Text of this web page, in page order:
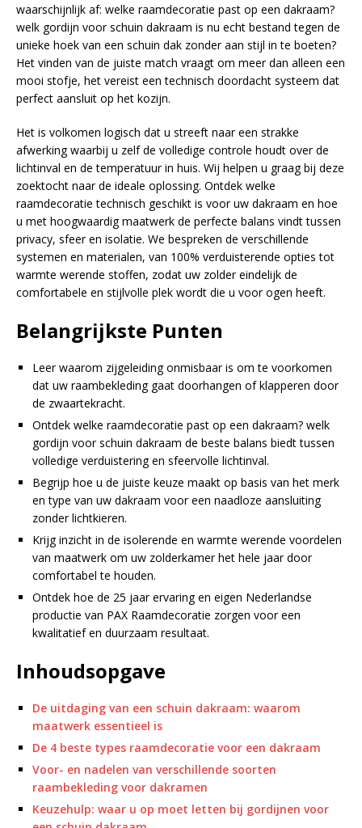
waarschijnlijk af: welke raamdecoratie past op een dakraam?
welk gordijn voor schuin dakraam is nu echt bestand tegen de
unieke hoek van een schuin dak zonder aan stijl in te boeten?
Het vinden van de juiste match vraagt om meer dan alleen een
mooi stofje, het vereist een technisch doordacht systeem dat
perfect aansluit op het kozijn.
Het is volkomen logisch dat u streeft naar een strakke
afwerking waarbij u zelf de volledige controle houdt over de
lichtinval en de temperatuur in huis. Wij helpen u graag bij deze
zoektocht naar de ideale oplossing. Ontdek welke
raamdecoratie technisch geschikt is voor uw dakraam en hoe
u met hoogwaardig maatwerk de perfecte balans vindt tussen
privacy, sfeer en isolatie. We bespreken de verschillende
systemen en materialen, van 100% verduisterende opties tot
warmte werende stoffen, zodat uw zolder eindelijk de
comfortabele en stijlvolle plek wordt die u voor ogen heeft.
Belangrijkste Punten
Leer waarom zijgeleiding onmisbaar is om te voorkomen
dat uw raambekleding gaat doorhangen of klapperen door
de zwaartekracht.
Ontdek welke raamdecoratie past op een dakraam? welk
gordijn voor schuin dakraam de beste balans biedt tussen
volledige verduistering en sfeervolle lichtinval.
Begrijp hoe u de juiste keuze maakt op basis van het merk
en type van uw dakraam voor een naadloze aansluiting
zonder lichtkieren.
Krijg inzicht in de isolerende en warmte werende voordelen
van maatwerk om uw zolderkamer het hele jaar door
comfortabel te houden.
Ontdek hoe de 25 jaar ervaring en eigen Nederlandse
productie van PAX Raamdecoratie zorgen voor een
kwalitatief en duurzaam resultaat.
Inhoudsopgave
De uitdaging van een schuin dakraam: waarom
maatwerk essentieel is
De 4 beste types raamdecoratie voor een dakraam
Voor- en nadelen van verschillende soorten
raambekleding voor dakramen
Keuzehulp: waar u op moet letten bij gordijnen voor